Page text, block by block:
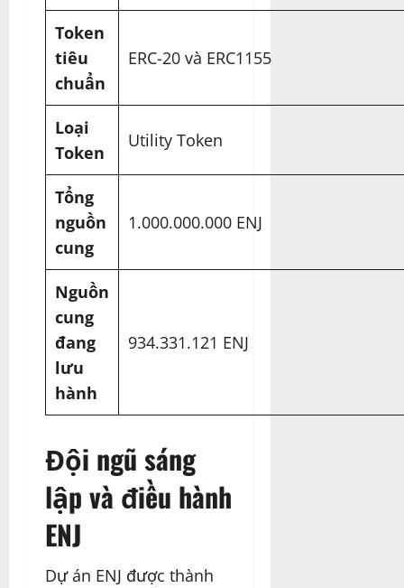
Token
tiêu
chuẩn
ERC-20 và ERC1155
Loại
Token
Utility Token
Tổng
nguồn
cung
1.000.000.000 ENJ
Nguồn
cung
đang
lưu
hành
934.331.121 ENJ
Đội ngũ sáng
lập và điều hành
ENJ
Dự án ENJ được thành